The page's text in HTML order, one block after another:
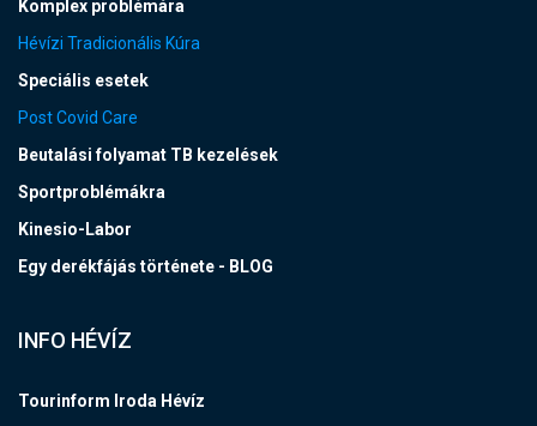
Komplex problémára
Hévízi Tradicionális Kúra
Speciális esetek
Post Covid Care
Beutalási folyamat TB kezelések
Sportproblémákra
Kinesio-Labor
Egy derékfájás története - BLOG
INFO HÉVÍZ
Tourinform Iroda Hévíz